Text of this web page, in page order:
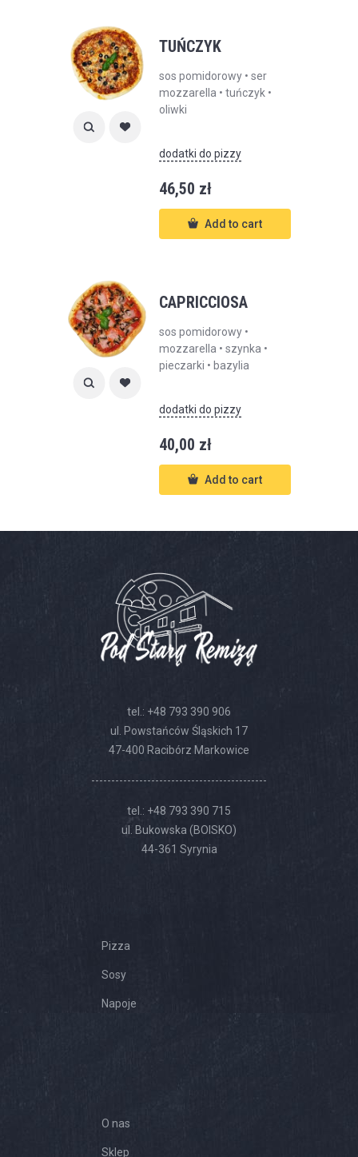
TUŃCZYK
sos pomidorowy • ser
mozzarella • tuńczyk •
oliwki
dodatki do pizzy
46,50 zł
Add to cart
CAPRICCIOSA
sos pomidorowy •
mozzarella • szynka •
pieczarki • bazylia
dodatki do pizzy
40,00 zł
Add to cart
tel.: +48 793 390 906
ul. Powstańców Śląskich 17
47-400 Racibórz Markowice
--------------------------------------------
tel.: +48 793 390 715
ul. Bukowska (BOISKO)
44-361 Syrynia
Pizza
Sosy
Napoje
O nas
Sklep